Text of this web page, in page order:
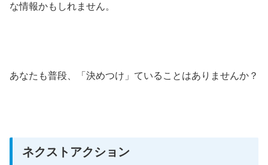
な情報かもしれません。
あなたも普段、「決めつけ」ていることはありませんか？
ネクストアクション